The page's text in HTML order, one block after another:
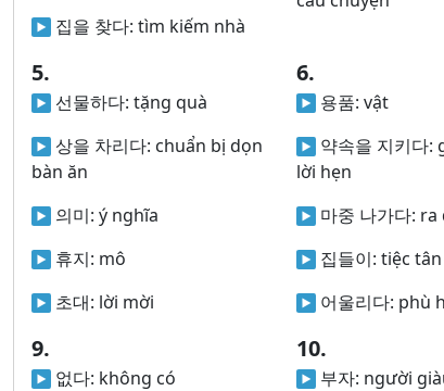
집을 찾다: tìm kiếm nhà
5.
선물하다: tặng quà
상을 차리다: chuẩn bị dọn
bàn ăn
의미: ý nghĩa
휴지: mô
초대: lời mời
6.
용품: vật
약속을 지키다:
lời hẹn
마중 나가다: ra
집들이: tiệc
어울리다: phù
9.
없다: không có
10.
부자: người